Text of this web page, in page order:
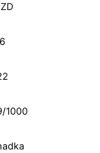
1000